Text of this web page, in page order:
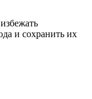
и сохранить их